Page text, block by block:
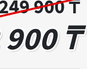
900 ₸
₸